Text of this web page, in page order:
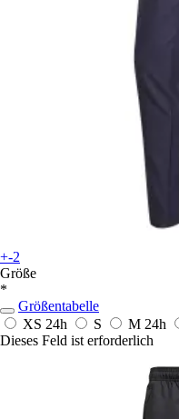
+-2
Größe
*
Größentabelle
XS 24h S M 24h
Dieses Feld ist erforderlich